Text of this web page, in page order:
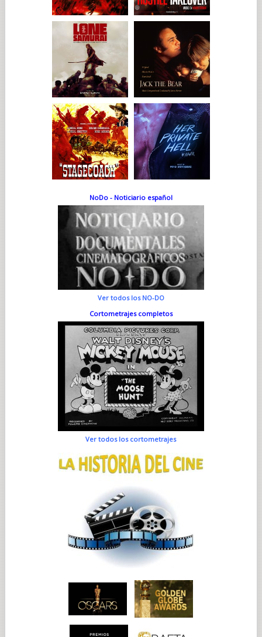
NoDo - Noticiario español
Ver todos los NO-DO
Cortometrajes completos
Ver todos los cortometrajes